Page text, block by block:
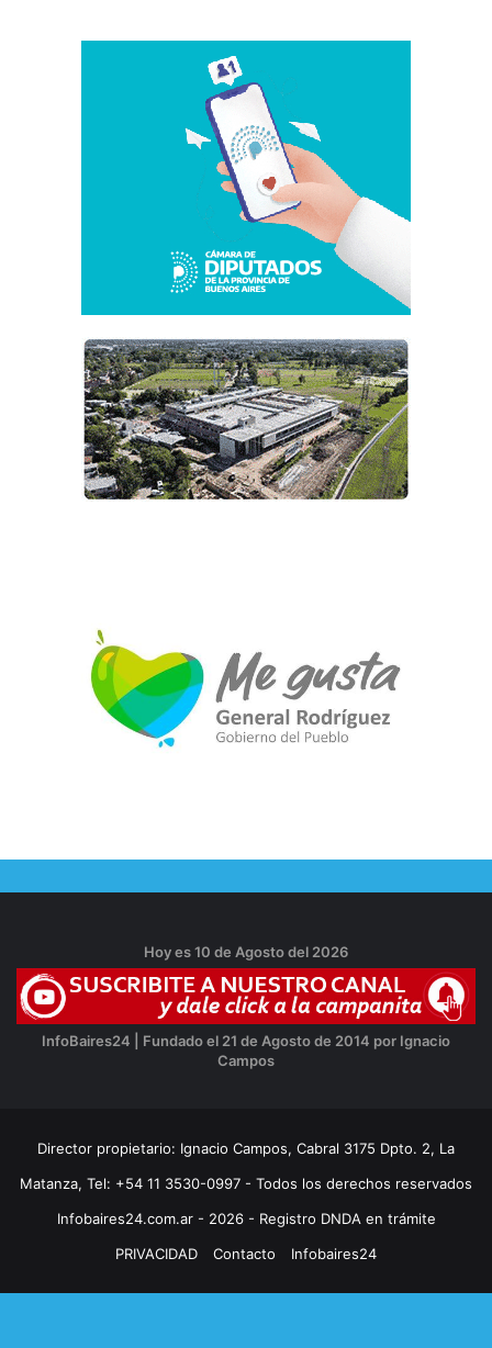
Hoy es 10 de Agosto del 2026
InfoBaires24 | Fundado el 21 de Agosto de 2014 por Ignacio
Campos
Director propietario: Ignacio Campos, Cabral 3175 Dpto. 2, La
Matanza, Tel: +54 11 3530-0997 - Todos los derechos reservados
Infobaires24.com.ar - 2026 - Registro DNDA en trámite
PRIVACIDAD
Contacto Infobaires24